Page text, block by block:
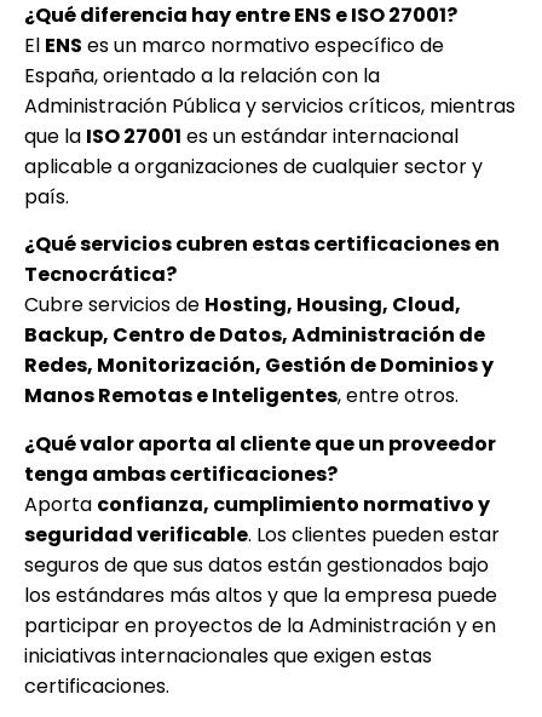
¿Qué diferencia hay entre ENS e ISO 27001?
El ENS es un marco normativo específico de
España, orientado a la relación con la
Administración Pública y servicios críticos, mientras
que la ISO 27001 es un estándar internacional
aplicable a organizaciones de cualquier sector y
país.
¿Qué servicios cubren estas certificaciones en
Tecnocrática?
Cubre servicios de Hosting, Housing, Cloud,
Backup, Centro de Datos, Administración de
Redes, Monitorización, Gestión de Dominios y
Manos Remotas e Inteligentes, entre otros.
¿Qué valor aporta al cliente que un proveedor
tenga ambas certificaciones?
Aporta confianza, cumplimiento normativo y
seguridad verificable. Los clientes pueden estar
seguros de que sus datos están gestionados bajo
los estándares más altos y que la empresa puede
participar en proyectos de la Administración y en
iniciativas internacionales que exigen estas
certificaciones.